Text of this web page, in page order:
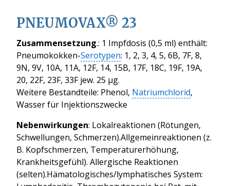
PNEUMOVAX® 23
Zusammensetzung.: 1 Impfdosis (0,5 ml) enthält:
Pneumokokken-Serotypen: 1, 2, 3, 4, 5, 6B, 7F, 8,
9N, 9V, 10A, 11A, 12F, 14, 15B, 17F, 18C, 19F, 19A,
20, 22F, 23F, 33F jew. 25 μg.
Weitere Bestandteile: Phenol, Natriumchlorid,
Wasser für Injektionszwecke
Nebenwirkungen: Lokalreaktionen (Rötungen,
Schwellungen, Schmerzen).Allgemeinreaktionen (z.
B. Kopfschmerzen, Temperaturerhöhung,
Krankheitsgefühl). Allergische Reaktionen
(selten).Hämatologisches/lymphatisches System: